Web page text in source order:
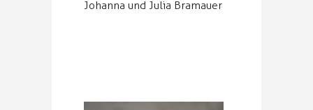
Johanna und Julia Bramauer